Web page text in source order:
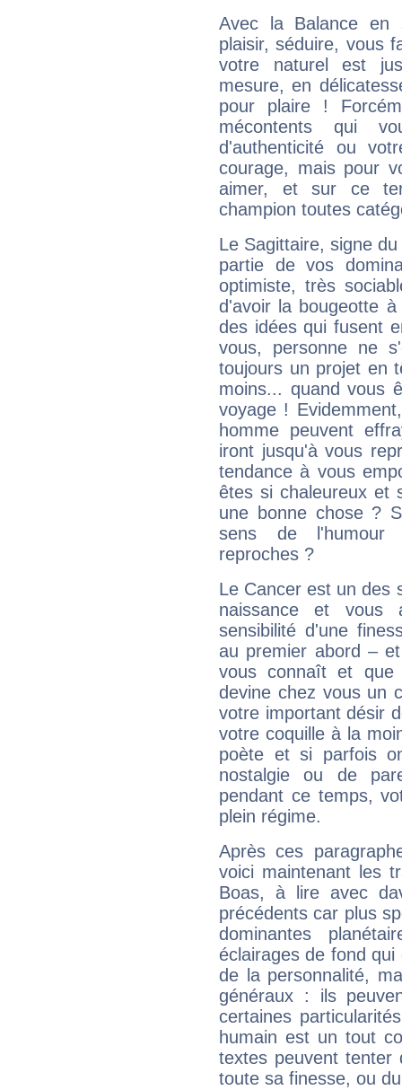
Avec la Balance en
plaisir, séduire, vous
votre naturel est
mesure, en
pour plaire !
mécontents qui
d'authenticité ou
courage, mais pour
aimer, et sur ce
champion toutes
Le Sagittaire, signe
partie de vos
optimiste, très
d'avoir la bougeotte
des idées qui fusent
vous, personne ne
toujours un projet en
moins... quand vous
voyage !
homme peuvent
iront jusqu'à vous
tendance à vous
êtes si chaleureux et
une bonne chose ?
sens de l'humour
reproches ?
Le Cancer est un des
naissance et vous
sensibilité d'une
au premier abord –
vous connaît et
devine chez vous un
votre important désir
votre coquille à la
poète et si parfois
nostalgie ou de
pendant ce temps,
plein régime.
Après ces
voici maintenant les
Boas, à lire avec
précédents car plus
dominantes
éclairages de fond
de la personnalité,
généraux : ils
certaines
humain est un tout
textes peuvent tenter
toute sa finesse, ou